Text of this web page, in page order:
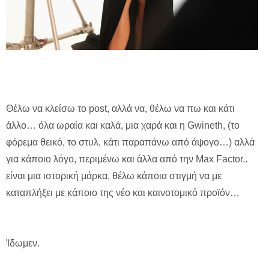
Θέλω να κλείσω το post, αλλά να, θέλω να πω και κάτι
άλλο… όλα ωραία και καλά, μια χαρά και η Gwineth, (το
φόρεμα θεικό, το στυλ, κάτι παραπάνω από άψογο…) αλλά
για κάποιο λόγο, περιμένω και άλλα από την Max Factor..
είναι μια ιστορική μάρκα, θέλω κάποια στιγμή να με
καταπλήξει με κάποιο της νέο και καινοτομικό προϊόν…
Ίδωμεν.